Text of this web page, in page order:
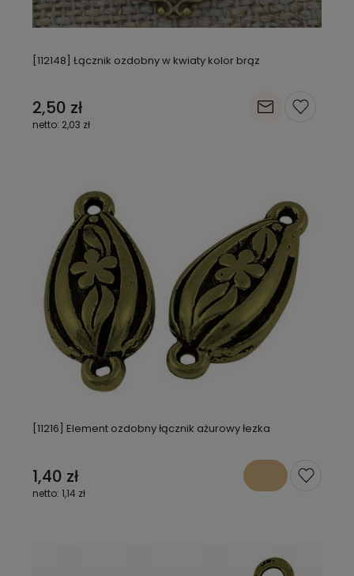
[112148] Łącznik ozdobny w kwiaty kolor brąz
2,50 zł
2,03 zł
[11216] Element ozdobny łącznik ażurowy łezka
1,40 zł
1,14 zł